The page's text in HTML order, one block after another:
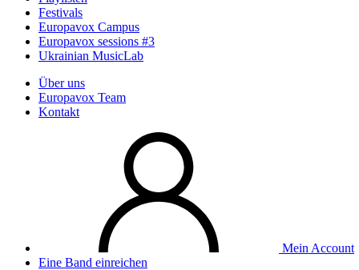
Festivals
Europavox Campus
Europavox sessions #3
Ukrainian MusicLab
Über uns
Europavox Team
Kontakt
Mein Account
Eine Band einreichen